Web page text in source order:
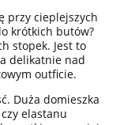
przy cieplejszych
krótkich butów?
stopek. Jest to
delikatnie nad
outficie.
Duża domieszka
elastanu